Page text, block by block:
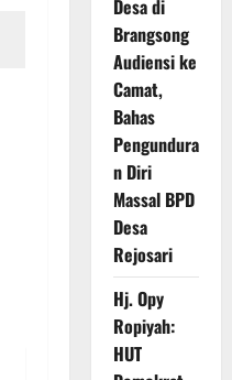
Desa di
Brangsong
Audiensi ke
Camat,
Bahas
Pengundura
n Diri
Massal BPD
Desa
Rejosari
Hj. Opy
Ropiyah:
HUT